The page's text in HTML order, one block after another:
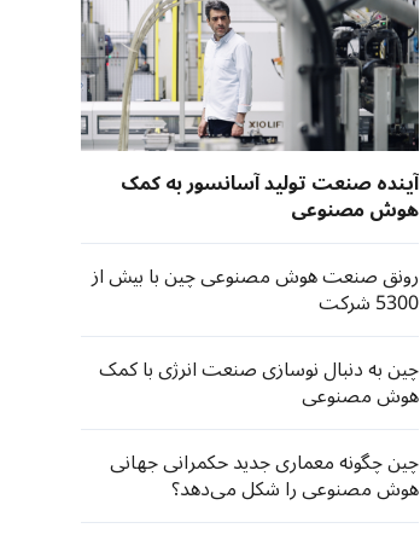
آینده صنعت تولید آسانسور به کمک
هوش مصنوعی
رونق صنعت هوش مصنوعی چین با بیش از
5300 شرکت
چین به دنبال نوسازی صنعت انرژی با کمک
هوش مصنوعی
چین چگونه معماری جدید حکمرانی جهانی
هوش مصنوعی را شکل می‌دهد؟